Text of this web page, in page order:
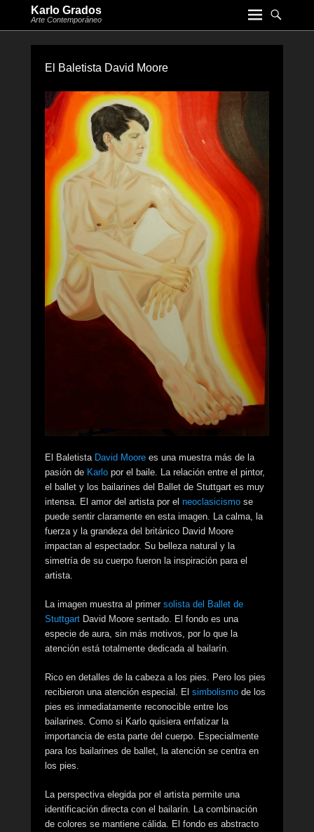
Karlo Grados
Arte Contemporáneo
El Baletista David Moore
El Baletista David Moore es una muestra más de la
pasión de Karlo por el baile. La relación entre el pintor,
el ballet y los bailarines del Ballet de Stuttgart es muy
intensa. El amor del artista por el neoclasicismo se
puede sentir claramente en esta imagen. La calma, la
fuerza y ​​la grandeza del británico David Moore
impactan al espectador. Su belleza natural y la
simetría de su cuerpo fueron la inspiración para el
artista.
La imagen muestra al primer solista del Ballet de
Stuttgart David Moore sentado. El fondo es una
especie de aura, sin más motivos, por lo que la
atención está totalmente dedicada al bailarín.
Rico en detalles de la cabeza a los pies. Pero los pies
recibieron una atención especial. El simbolismo de los
pies es inmediatamente reconocible entre los
bailarines. Como si Karlo quisiera enfatizar la
importancia de esta parte del cuerpo. Especialmente
para los bailarines de ballet, la atención se centra en
los pies.
La perspectiva elegida por el artista permite una
identificación directa con el bailarín. La combinación
de colores se mantiene cálida. El fondo es abstracto